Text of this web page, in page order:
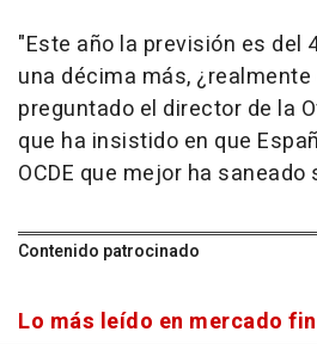
"Este año la previsión es del
una décima más,
preguntado el director de la
que ha insistido en que
OCDE que mejor ha
Contenido patrocinado
Lo más leído en mercado